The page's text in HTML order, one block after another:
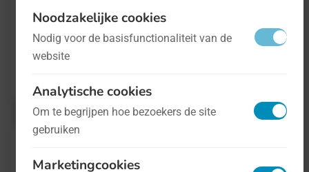
aan te gaan over de hele wereld.
Die informatie is overigens ook allemaal te
Noodzakelijke cookies
Nodig voor de basisfunctionaliteit van de
website
Analytische cookies
Om te begrijpen hoe bezoekers de site
gebruiken
Marketingcookies